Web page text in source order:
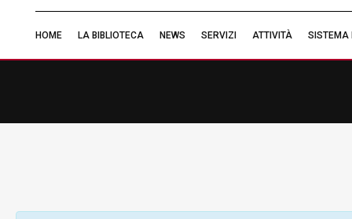
HOME LA BIBLIOTECA NEWS SERVIZI ATTIVITÀ SISTEMA